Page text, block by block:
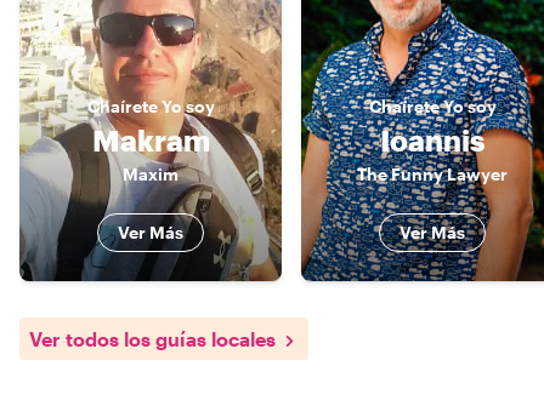
ChaíreteYo soy
Makram
Maxim
Ver Más
ChaíreteYo soy
Ioannis
The Funny Lawyer
Ver Más
Ver todos los guías locales